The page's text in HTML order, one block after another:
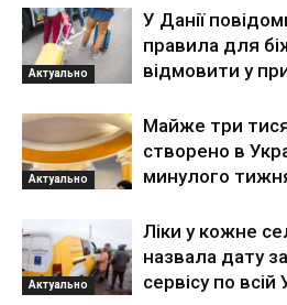
Актуально
У Данії
правила для
відмовити у
Актуально
Майже три
створено в
минулого
Актуально
Ліки у кожне
назвала дату
сервісу по всій